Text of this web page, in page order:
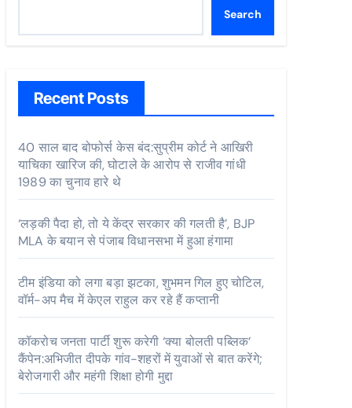
Search
Recent Posts
40 साल बाद बोफोर्स केस बंद:सुप्रीम कोर्ट ने आखिरी
याचिका खारिज की, घोटाले के आरोप से राजीव गांधी
1989 का चुनाव हारे थे
‘लड़की पैदा हो, तो ये केंद्र सरकार की गलती है’, BJP
MLA के बयान से पंजाब विधानसभा में हुआ हंगामा
टीम इंडिया को लगा बड़ा झटका, शुभमन गिल हुए चोटिल,
वॉर्म-अप मैच में केएल राहुल कर रहे हैं कप्तानी
कॉकरोच जनता पार्टी शुरू करेगी ‘क्या बोलती पब्लिक’
कैंपेन:अभिजीत दीपके गांव-शहरों में युवाओं से बात करेंगे;
बेरोजगारी और महंगी शिक्षा होगी मुद्दा